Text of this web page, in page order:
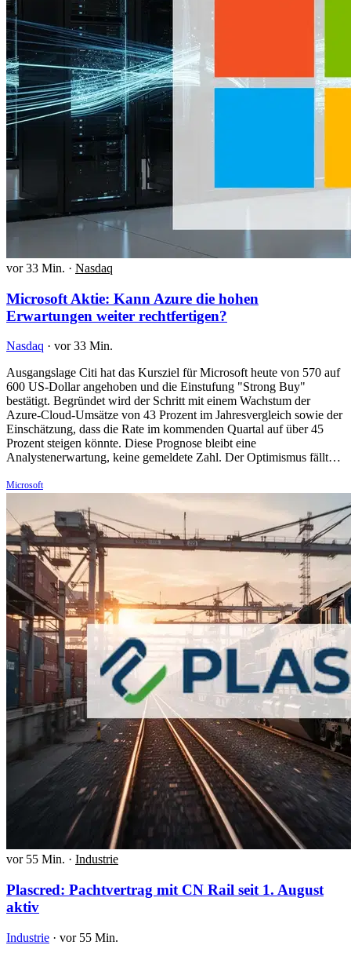
vor 33 Min. · Nasdaq
Microsoft Aktie: Kann Azure die hohen
Erwartungen weiter rechtfertigen?
Nasdaq · vor 33 Min.
Ausgangslage Citi hat das Kursziel für Microsoft heute von 570 auf
600 US-Dollar angehoben und die Einstufung "Strong Buy"
bestätigt. Begründet wird der Schritt mit einem Wachstum der
Azure-Cloud-Umsätze von 43 Prozent im Jahresvergleich sowie der
Einschätzung, dass die Rate im kommenden Quartal auf über 45
Prozent steigen könnte. Diese Prognose bleibt eine
Analystenerwartung, keine gemeldete Zahl. Der Optimismus fällt…
Microsoft
vor 55 Min. · Industrie
Plascred: Pachtvertrag mit CN Rail seit 1. August
aktiv
Industrie · vor 55 Min.